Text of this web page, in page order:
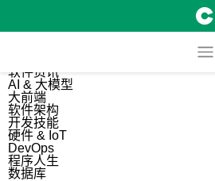
软件资讯
AI & 大模型
大前端
软件架构
开发技能
硬件 & IoT
DevOps
程序人生
数据库